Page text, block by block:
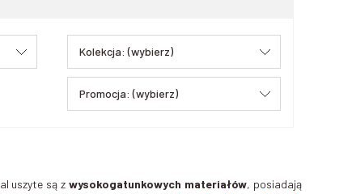
Kolekcja: (wybierz)
Promocja: (wybierz)
uszyte są zwysokogatunkowych materiałów, posiadają